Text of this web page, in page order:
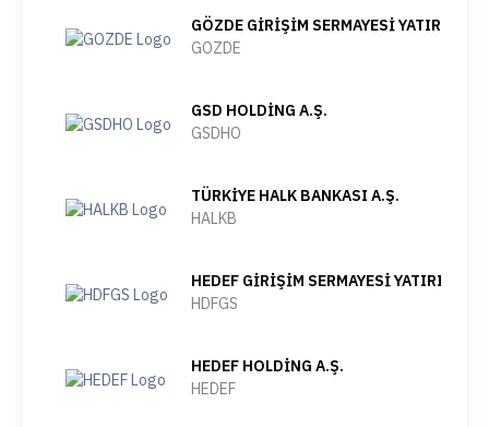
GÖZDE GİRİŞİM SERMAYESİ YATIRIM
GOZDE
GSD HOLDİNG A.Ş.
GSDHO
TÜRKİYE HALK BANKASI A.Ş.
HALKB
HEDEF GİRİŞİM SERMAYESİ YATIRIM
HDFGS
HEDEF HOLDİNG A.Ş.
HEDEF